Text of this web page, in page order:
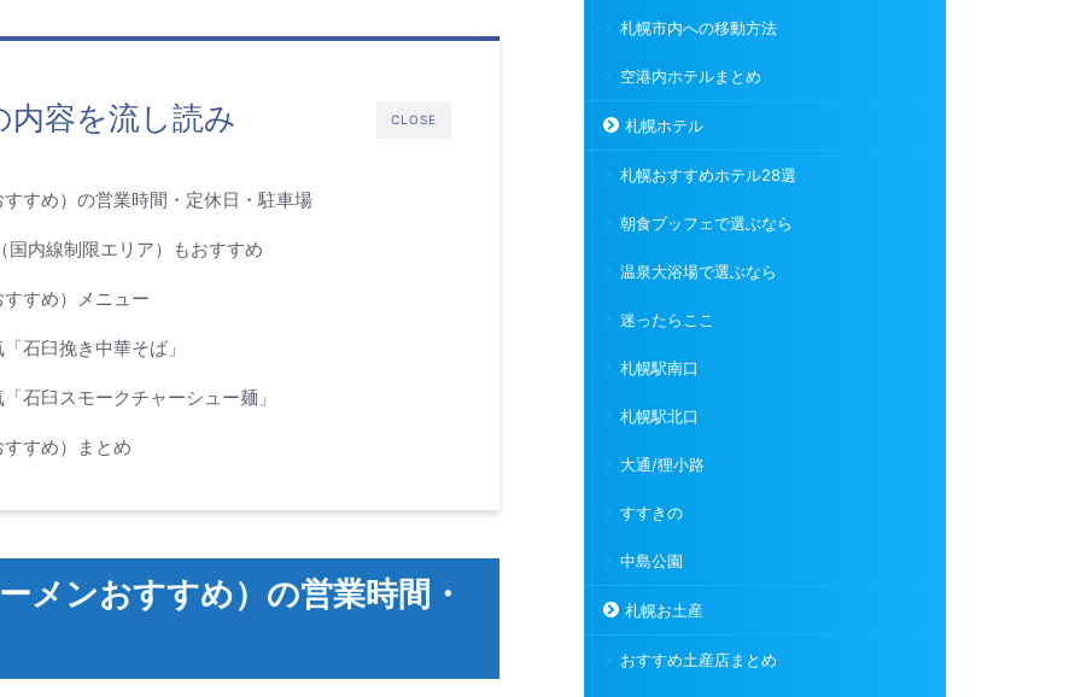
CLOSE
内容を流し読み
すめ）の営業時間・定休日・駐車場
国内線制限エリア）もおすすめ
すめ）メニュー
石臼挽き中華そば」
石臼スモークチャーシュー麺」
すめ）まとめ
メンおすすめ）の営業時間・
札幌市内への移動方法
空港内ホテルまとめ
札幌ホテル
札幌おすすめホテル28選
朝食ブッフェで選ぶなら
温泉大浴場で選ぶなら
迷ったらここ
札幌駅南口
札幌駅北口
大通/狸小路
すすきの
中島公園
札幌お土産
おすすめ土産店まとめ